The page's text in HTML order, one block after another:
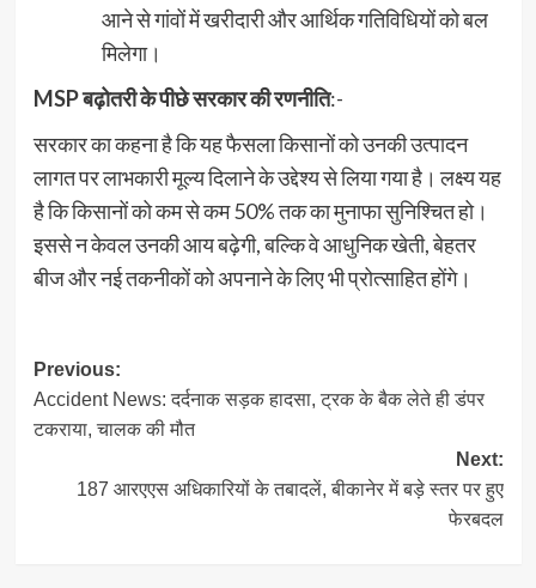
आने से गांवों में खरीदारी और आर्थिक गतिविधियों को बल
मिलेगा।
MSP बढ़ोतरी के पीछे सरकार की रणनीति:-
सरकार का कहना है कि यह फैसला किसानों को उनकी उत्पादन
लागत पर लाभकारी मूल्य दिलाने के उद्देश्य से लिया गया है। लक्ष्य यह
है कि किसानों को कम से कम 50% तक का मुनाफा सुनिश्चित हो।
इससे न केवल उनकी आय बढ़ेगी, बल्कि वे आधुनिक खेती, बेहतर
बीज और नई तकनीकों को अपनाने के लिए भी प्रोत्साहित होंगे।
Post
navigation
Previous:
Accident News: दर्दनाक सड़क हादसा, ट्रक के बैक लेते ही डंपर
टकराया, चालक की मौत
Next:
187 आरएएस अधिकारियों के तबादलें, बीकानेर में बड़े स्तर पर हुए
फेरबदल